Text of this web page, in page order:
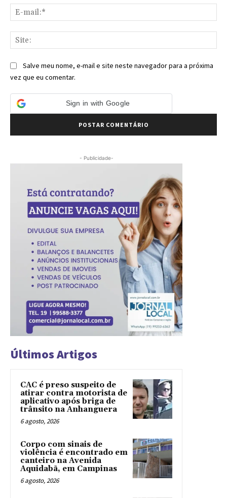
Salve meu nome, e-mail e site neste navegador para a próxima
vez que eu comentar.
Sign in with Google
- Publicidade-
Últimos Artigos
CAC é preso suspeito de
atirar contra motorista de
aplicativo após briga de
trânsito na Anhanguera
6 agosto, 2026
Corpo com sinais de
violência é encontrado em
canteiro na Avenida
Aquidabã, em Campinas
6 agosto, 2026